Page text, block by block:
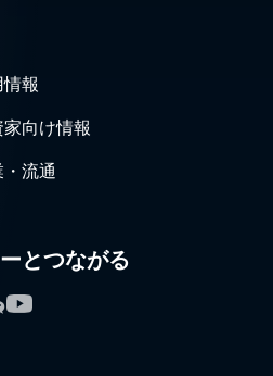
報
家向け情報
・流通
とつながる
YouTube